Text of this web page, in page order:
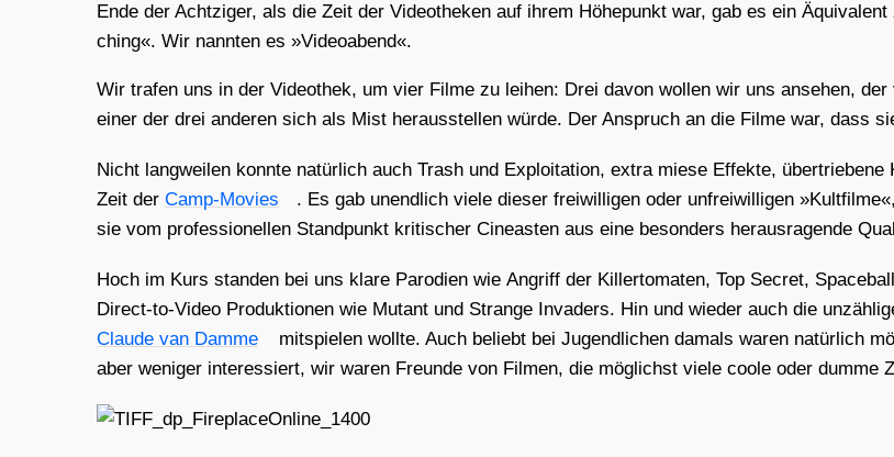
Ende der Acht­zi­ger, als die Zeit der Video­the­ken auf ihrem Höhe­punkt war, gab es ein
ching«. Wir nann­ten es »Video­abend«.
Wir tra­fen uns in der Video­thek, um vier Fil­me zu lei­hen: Drei davon wol­len wir uns anse­hen,
einer der drei ande­ren sich als Mist her­aus­stel­len wür­de. Der Anspruch an die Fil­me war, dass
Nicht lang­wei­len konn­te natür­lich auch Trash und Explo­ita­ti­on, extra mie­se Effek­te,
Zeit der Camp-Movies
. Es gab unend­lich vie­le die­ser frei­wil­li­gen oder unfrei­wil­li­gen
sie vom pro­fes­sio­nel­len Stand­punkt kri­ti­scher Cine­as­ten aus eine beson­ders her­aus­ra­gen­de
Hoch im Kurs stan­den bei uns kla­re Par­odien wie Angriff der Kil­ler­to­ma­ten, Top Secret,
Direct-to-Video Pro­duk­tio­nen wie Mutant und Stran­ge Inva­ders. Hin und wie­der auch die
Clau­de van Dam­me
mit­spie­len woll­te. Auch beliebt bei Jugend­li­chen damals waren natür­lich
aber weni­ger inter­es­siert, wir waren Freun­de von Fil­men, die mög­lichst vie­le coo­le oder dum­me